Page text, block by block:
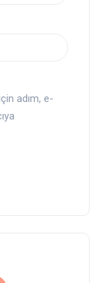
adım, e-